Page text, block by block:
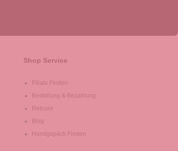
Shop Service
Filiale Finden
Bestellung & Bezahlung
Retoure
Blog
Handgepäck Finden